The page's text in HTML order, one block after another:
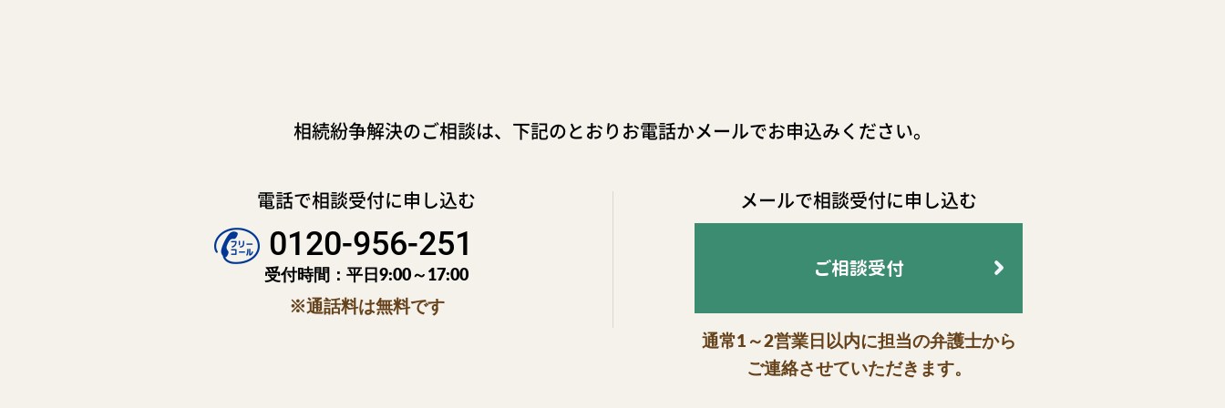
相続紛争解決のご相談は、下記のとおりお電話かメールでお申込みください。
電話で相談受付に申し込む
0120-956-251
受付時間：平日9:00～17:00
※通話料は無料です
メールで相談受付に申し込む
ご相談受付
通常1～2営業日以内に担当の弁護士から
ご連絡させていただきます。